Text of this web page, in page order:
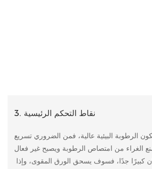
3. نقاط التحكم الرئيسية
الرطوبة البيئية عالية، فمن الضروري تسريع